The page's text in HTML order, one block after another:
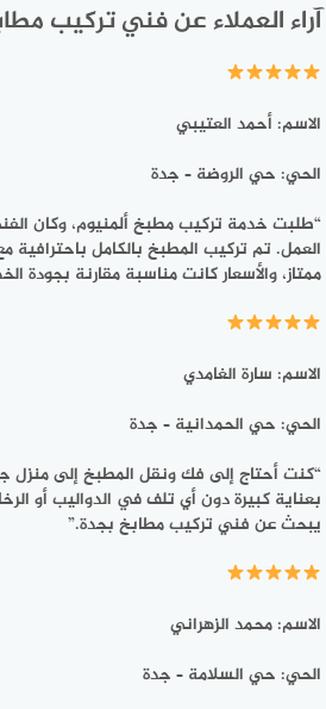
آراء العملاء عن فني تركيب
الاسم: أحمد العتيبي
الحي: حي الروضة – جدة
“طلبت خدمة تركيب مطبخ ألمنيوم، وكان
العمل. تم تركيب المطبخ بالكامل باحترافية
ممتاز، والأسعار كانت مناسبة مقارنة بجودة
الاسم: سارة الغامدي
الحي: حي الحمدانية – جدة
“كنت أحتاج إلى فك ونقل المطبخ إلى منزل
بعناية كبيرة دون أي تلف في الدواليب أو
يبحث عن فني تركيب مطابخ بجدة.”
الاسم: محمد الزهراني
الحي: حي السلامة – جدة